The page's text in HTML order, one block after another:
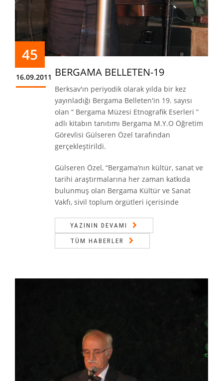
45
16.09.2011 BERGAMA BELLETEN-19
Berksav'ın periyodik olarak yılda bir kez
yayınladığı Bergama Belleten'in 19. sayısı
olan “ Bergama Müzesi Etnografik Eserleri ”
adlı kitabın tanıtımı Bergama M.Y.O Öğretim
Görevlisi Gülseren Özel tarafından
gerçekleştirildi.
Gülseren Özel, “Bergama’nın kültür, sanat ve
tarihi araştırmalarına her zaman katkıda
bulunmuş olan Bergama Kültür ve Sanat
Vakfı, sivil toplum örgütleri içerisinde
YAZININ DEVAMI
TÜM HABERLER